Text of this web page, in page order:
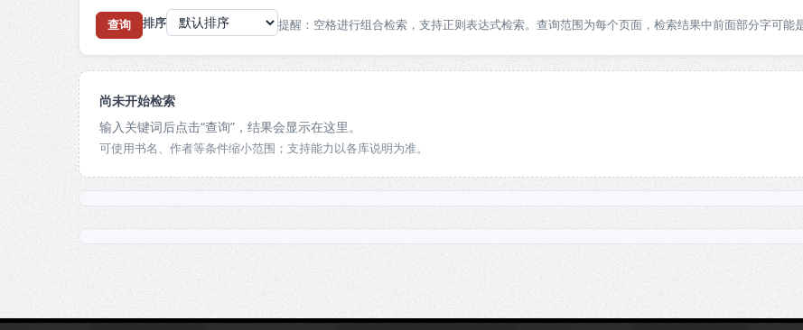
查询 排序 提醒：空格进行组合检索，支持正则表达式检索。查询范围为每个页面，检索结果中前面部分字可能
尚未开始检索
输入关键词后点击“查询”，结果会显示在这里。
可使用书名、作者等条件缩小范围；支持能力以各库说明为准。